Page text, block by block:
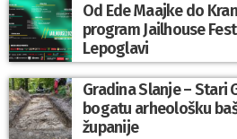
Od Ede Maajke do
program Jailhouse
Lepoglavi
Gradina Slanje – Stari
bogatu arheološku
županije